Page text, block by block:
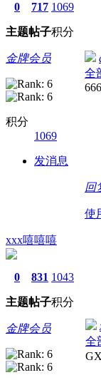
0
主题
717
帖子
1069
积分
金牌会员
积分
1069
发消息
全
回
使
xxx嘻嘻嘻
0
主题
831
帖子
1043
积分
金牌会员
全